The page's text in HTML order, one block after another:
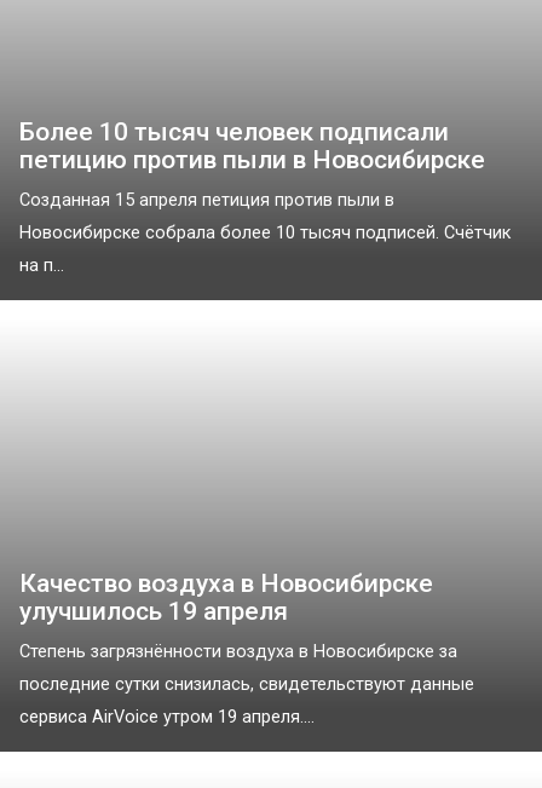
Более 10 тысяч человек подписали
петицию против пыли в Новосибирске
Созданная 15 апреля петиция против пыли в
Новосибирске собрала более 10 тысяч подписей. Счётчик
на п...
Качество воздуха в Новосибирске
улучшилось 19 апреля
Степень загрязнённости воздуха в Новосибирске за
последние сутки снизилась, свидетельствуют данные
сервиса AirVoice утром 19 апреля....